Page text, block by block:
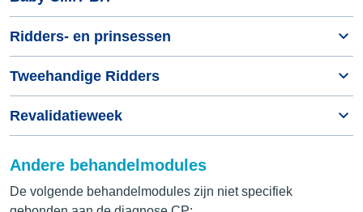
Ridders- en prinsessen
Tweehandige Ridders
Revalidatieweek
Andere behandelmodules
De volgende behandelmodules zijn niet specifiek